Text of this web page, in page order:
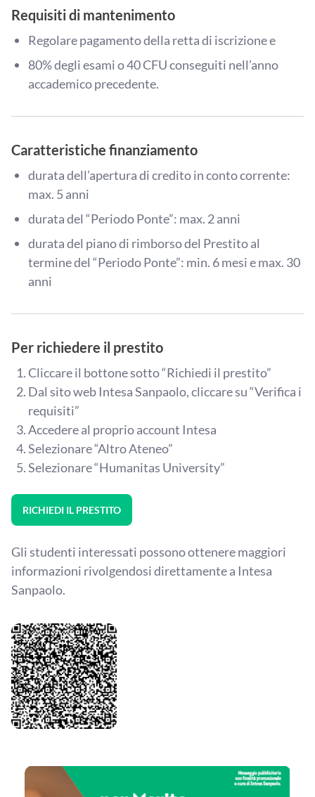
Requisiti di mantenimento
Regolare pagamento della retta di iscrizione e
80% degli esami o 40 CFU conseguiti nell’anno
accademico precedente.
Caratteristiche finanziamento
durata dell’apertura di credito in conto corrente:
max. 5 anni
durata del “Periodo Ponte”: max. 2 anni
durata del piano di rimborso del Prestito al
termine del “Periodo Ponte”: min. 6 mesi e max. 30
anni
Per richiedere il prestito
Cliccare il bottone sotto “Richiedi il prestito”
Dal sito web Intesa Sanpaolo, cliccare su “Verifica i
requisiti”
Accedere al proprio account Intesa
Selezionare “Altro Ateneo”
Selezionare “Humanitas University”
RICHIEDI IL PRESTITO
Gli studenti interessati possono ottenere maggiori
informazioni rivolgendosi direttamente a Intesa
Sanpaolo.